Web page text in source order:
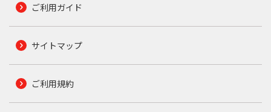
ご利用ガイド
サイトマップ
ご利用規約